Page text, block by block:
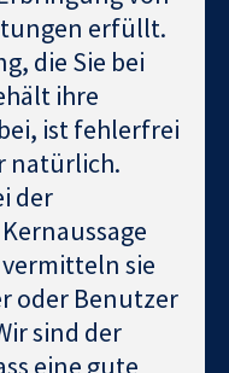
erfüllt.
die Sie bei
ihre
ist fehlerfrei
natürlich.
der
vermitteln sie
oder Benutzer
sind der
eine gute